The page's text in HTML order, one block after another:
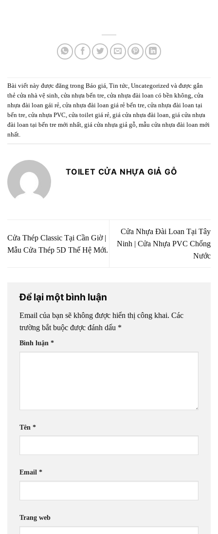
Bài viết này được đăng trong Báo giá, Tin tức, Uncategorized và được gắn
thẻ cửa nhà vệ sinh, cửa nhựa bến tre, cửa nhựa đài loan có bền không, cửa
nhựa đài loan gái rẻ, cửa nhựa đài loan giá rẻ bến tre, cửa nhựa đài loan tại
bến tre, cửa nhựa PVC, cửa toilet giá rẻ, giá cửa nhựa đài loan, giá cửa nhựa
đài loan tại bến tre mới nhất, giá cửa nhựa giả gỗ, mẫu cửa nhựa đài loan mới
nhất.
TOILET CỬA NHỰA GIẢ GỖ
Cửa Thép Classic Tại Cần Giờ |
Mẫu Cửa Thép 5D Thế Hệ Mới.
Cửa Nhựa Đài Loan Tại Tây
Ninh | Cửa Nhựa PVC Chống
Nước
Để lại một bình luận
Email của bạn sẽ không được hiển thị công khai. Các
trường bắt buộc được đánh dấu *
Bình luận *
Tên *
Email *
Trang web